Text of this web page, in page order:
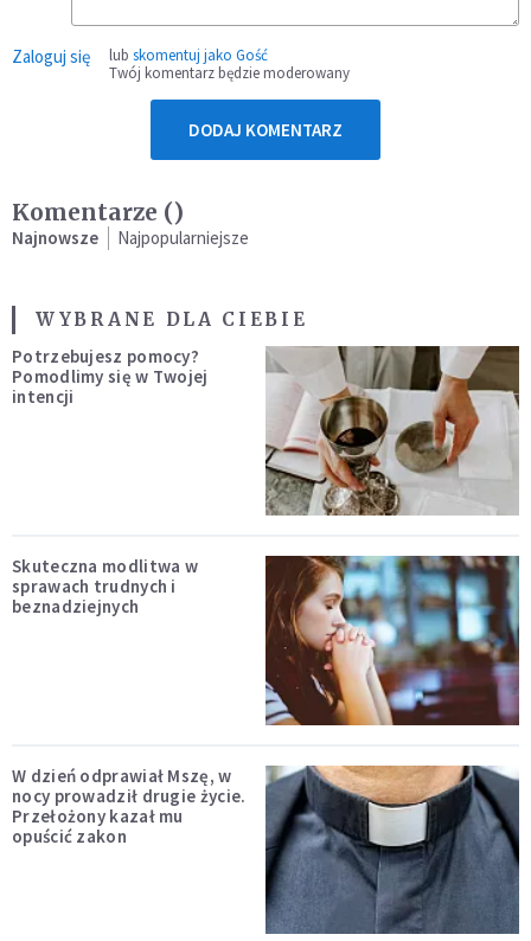
Zaloguj się lub skomentuj jako Gość
Twój komentarz będzie moderowany
DODAJ KOMENTARZ
Komentarze ()
Najnowsze Najpopularniejsze
WYBRANE DLA CIEBIE
Potrzebujesz pomocy?
Pomodlimy się w Twojej
intencji
Skuteczna modlitwa w
sprawach trudnych i
beznadziejnych
W dzień odprawiał Mszę, w
nocy prowadził drugie życie.
Przełożony kazał mu
opuścić zakon